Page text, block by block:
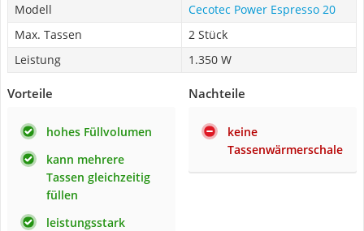
Modell
Cecotec ‎Power Espresso 20
Max. Tassen
2 Stück
Leistung
1.350 W
Vorteile
hohes Füllvolumen
kann mehrere
Tassen gleichzeitig
füllen
leistungsstark
Nachteile
keine
Tassenwärmerschale